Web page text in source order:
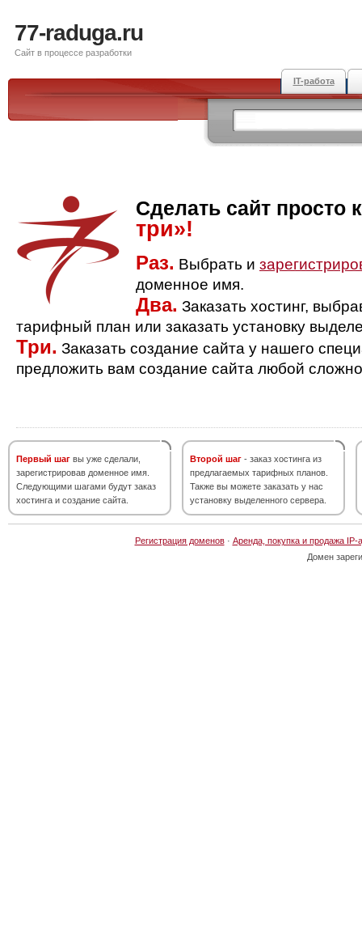
77-raduga.ru
Сайт в процессе разработки
IT-работа
Сделать сайт просто
три»!
Раз. Выбрать и
доменное имя.
Два. Заказать хостинг,
тарифный план или заказать установку
Три. Заказать создание сайта у нашего
предложить вам создание сайта любой
Первый шаг вы уже сделали,
зарегистрировав доменное имя.
Следующими шагами будут заказ
хостинга и создание сайта.
Второй шаг - заказ хостинга из
предлагаемых тарифных планов.
Также вы можете заказать у нас
установку выделенного сервера.
Регистрация доменов· Аренда, покупка и продажа IP-
Домен